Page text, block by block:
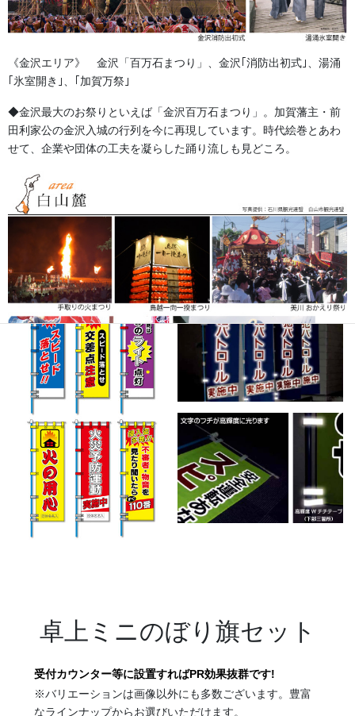
てです。
暗い交差点、カーブ、夜間の事故多発箇所で安全と安心
をPR！！のぼり旗のグレーの部分が夜間キラキラと反射
してよく光り目立ちます。並べて立てれば効果抜群です!!
特長はパールグレーの色が光る！！ 車のライトの光で文
字の周囲が反射します。のぼり旗下部の3箇所に高輝度反
団体名を入れる事が出来るデザインもございます。
※バリエーションは画像以外にも多数ございます。豊富
なラインナップからお選びいただけます。
卓上ミニのぼり旗セット
受付カウンター等に設置すればPR効果抜群です!
※バリエーションは画像以外にも多数ございます。豊富
なラインナップからお選びいただけます。
《金沢エリア》 金沢「百万石まつり」、金沢｢消防出初式｣、湯涌
｢氷室開き｣、｢加賀万祭｣
◆金沢最大のお祭りといえば「金沢百万石まつり」。加賀藩主・前
田利家公の金沢入城の行列を今に再現しています。時代絵巻とあわ
せて、企業や団体の工夫を凝らした踊り流しも見どころ。
ほうらいまつり」や「美川おかえり祭り」等のほか、雪や自然、豊
かな食材をテーマにした祭りもたくさん。